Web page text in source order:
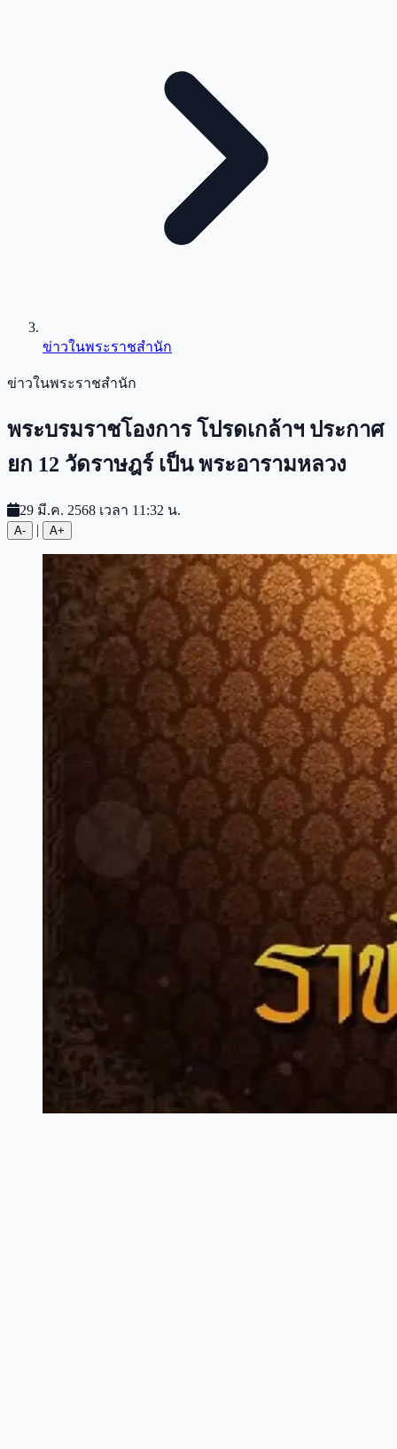
ข่าวในพระราชสำนัก
ข่าวในพระราชสำนัก
พระบรมราชโองการ โปรดเกล้าฯ ประกาศ
ยก 12 วัดราษฎร์ เป็น พระอารามหลวง
29 มี.ค. 2568 เวลา 11:32 น.
A- | A+